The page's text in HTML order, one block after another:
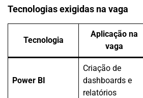
Tecnologias exigidas na vaga
Tecnologia
Aplicação na
vaga
Power BI
Criação de
dashboards e
relatórios